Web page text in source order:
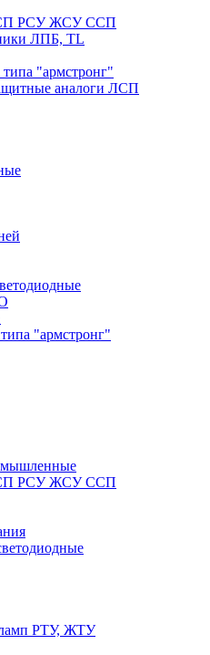
РСУ ЖСУ ССП
ЛПБ, TL
"армстронг"
аналоги ЛСП
"армстронг"
РСУ ЖСУ ССП
ламп РТУ, ЖТУ